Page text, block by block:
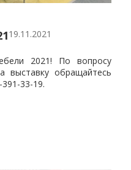
19.11.2021
2021! По вопросу
выставку обращайтесь
33-19.